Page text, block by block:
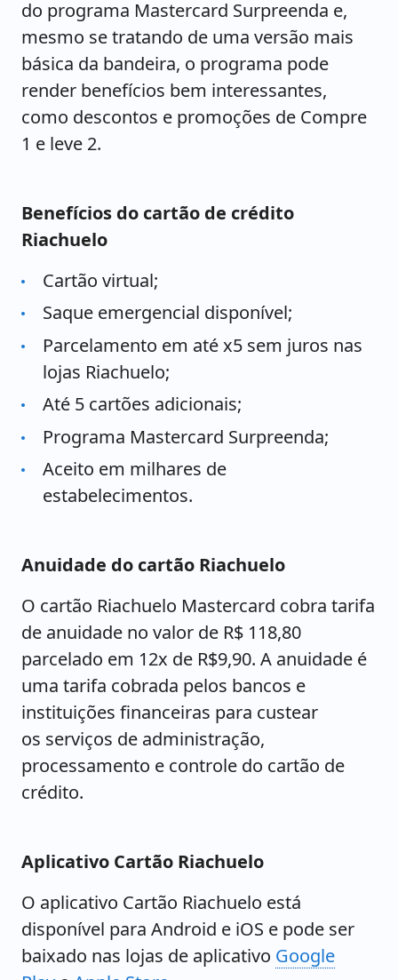
do programa Mastercard Surpreenda e,
mesmo se tratando de uma versão mais
básica da bandeira, o programa pode
render benefícios bem interessantes,
como descontos e promoções de Compre
1 e leve 2.
Benefícios do cartão de crédito
Riachuelo
Cartão virtual;
Saque emergencial disponível;
Parcelamento em até x5 sem juros nas
lojas Riachuelo;
Até 5 cartões adicionais;
Programa Mastercard Surpreenda;
Aceito em milhares de
estabelecimentos.
Anuidade do cartão Riachuelo
O cartão Riachuelo Mastercard cobra tarifa
de anuidade no valor de R$ 118,80
parcelado em 12x de R$9,90. A anuidade é
uma tarifa cobrada pelos bancos e
instituições financeiras para custear
os serviços de administração,
processamento e controle do cartão de
crédito.
Aplicativo Cartão Riachuelo
O aplicativo Cartão Riachuelo está
disponível para Android e iOS e pode ser
baixado nas lojas de aplicativo Google